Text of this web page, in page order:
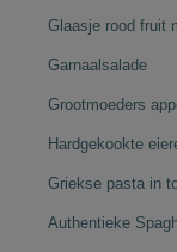
Glaasje rood fruit
Garnaalsalade
Grootmoeders
Hardgekookte
Griekse pasta in
Authentieke